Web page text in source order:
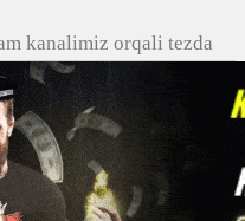
kanalimiz orqali tezda